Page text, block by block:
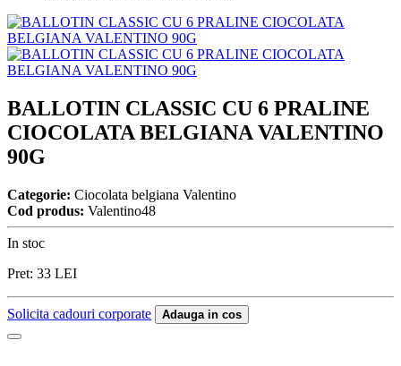
BALLOTIN CLASSIC CU 6 PRALINE
CIOCOLATA BELGIANA VALENTINO
90G
Categorie: Ciocolata belgiana Valentino
Cod produs: Valentino48
In stoc
Pret: 33 LEI
Solicita cadouri corporate Adauga in cos